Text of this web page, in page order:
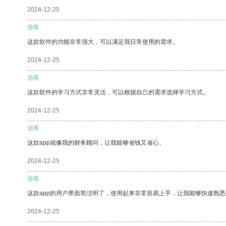
2024-12-25
游客
这款软件的功能非常强大，可以满足我日常使用的需求。
2024-12-25
游客
这款软件的学习方式非常灵活，可以根据自己的需求选择学习方式。
2024-12-25
游客
这款app就像我的财务顾问，让我能够省钱又省心。
2024-12-25
游客
这款app的用户界面简洁明了，使用起来非常容易上手，让我能够快速熟
2024-12-25